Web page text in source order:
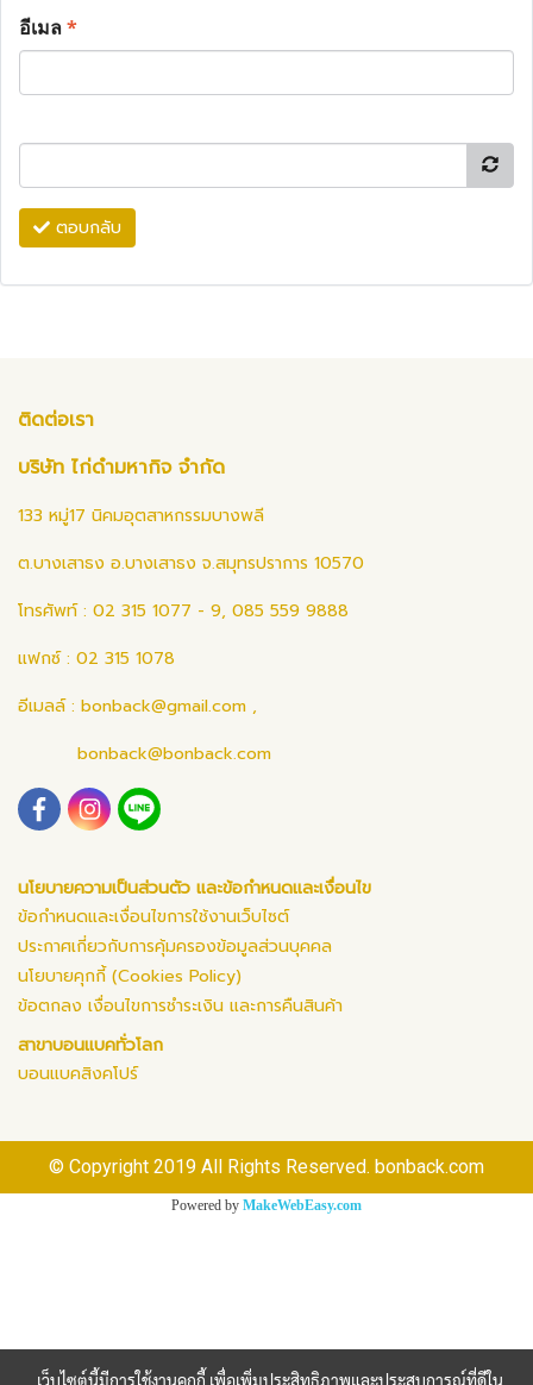
อีเมล*
ตอบกลับ
ติดต่อเรา
บริษัท ไก่ดำมหากิจ จำกัด
133 หมู่17 นิคมอุตสาหกรรมบางพลี
ต.บางเสาธง อ.บางเสาธง จ.สมุทรปราการ 10570
โทรศัพท์ : 02 315 1077 - 9, 085 559 9888
แฟกซ์ : 02 315 1078
อีเมลล์ : bonback@gmail.com ,
bonback@bonback.com
นโยบายความเป็นส่วนตัว และข้อกำหนดและเงื่อนไข
ข้อกำหนดและเงื่อนไขการใช้งานเว็บไซต์
ประกาศเกี่ยวกับการคุ้มครองข้อมูลส่วนบุคคล
นโยบายคุกกี้ (Cookies Policy)
ข้อตกลง เงื่อนไขการชำระเงิน และการคืนสินค้า
สาขาบอนแบคทั่วโลก
บอนแบคสิงคโปร์
© Copyright 2019 All Rights Reserved. bonback.com
Powered by MakeWebEasy.com
เว็บไซต์นี้มีการใช้งานคุกกี้ เพื่อเพิ่มประสิทธิภาพและประสบการณ์ที่ดีใน